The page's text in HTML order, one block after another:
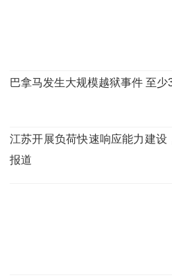
巴拿马发生大规模越狱事件 至少
江苏开展负荷快速响应能力建设
报道